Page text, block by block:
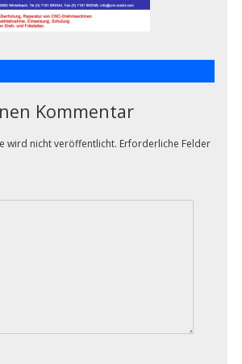
Kommentar
wird nicht veröffentlicht. Erforderliche Felder